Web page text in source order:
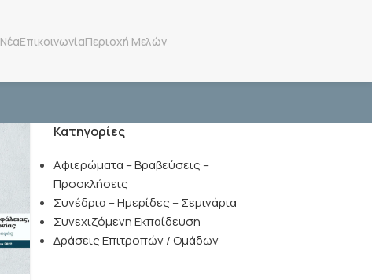
ΝέαΕπικοινωνίαΠεριοχή Μελών
Κατηγορίες
Αφιερώματα – Βραβεύσεις –
Προσκλήσεις
Συνέδρια – Ημερίδες – Σεμινάρια
Συνεχιζόμενη Εκπαίδευση
Δράσεις Επιτροπών / Ομάδων